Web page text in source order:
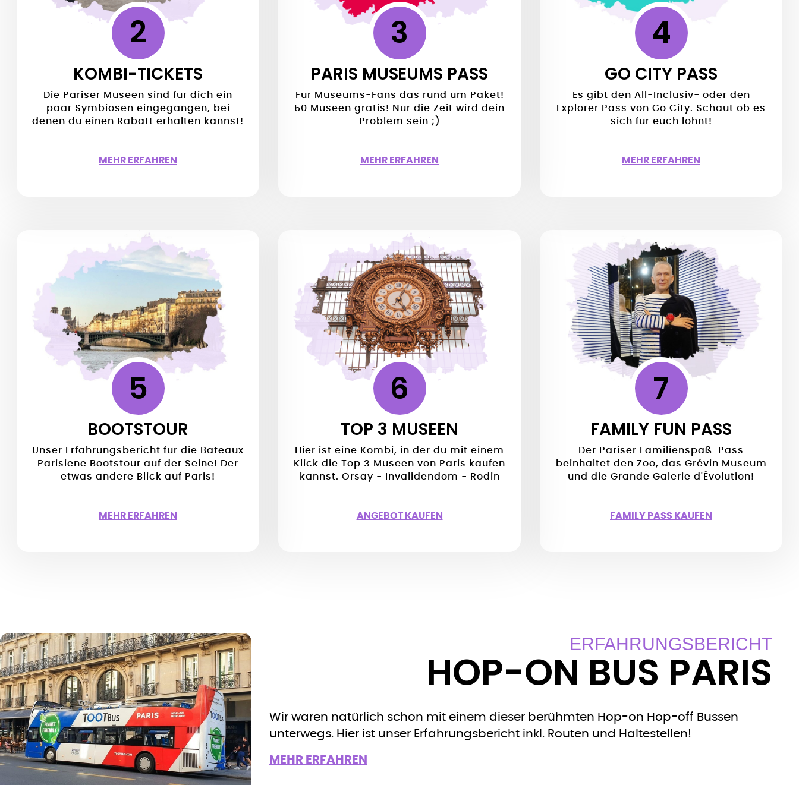
7
FAMILY FUN PASS
Der Pariser Familienspaß-Pass
beinhaltet den Zoo, das Grévin Museum
und die Grande Galerie d'Évolution!
FAMILY PASS KAUFEN
6
TOP 3 MUSEEN
Hier ist eine Kombi, in der du mit einem
Klick die Top 3 Museen von Paris kaufen
kannst. Orsay - Invalidendom - Rodin
ANGEBOT KAUFEN
5
BOOTSTOUR
Unser Erfahrungsbericht für die Bateaux
Parisiene Bootstour auf der Seine! Der
etwas andere Blick auf Paris!
MEHR ERFAHREN
4
GO CITY PASS
Es gibt den All-Inclusiv- oder den
Explorer Pass von Go City. Schaut ob es
sich für euch lohnt!
MEHR ERFAHREN
3
PARIS MUSEUMS PASS
Für Museums-Fans das rund um Paket!
50 Museen gratis! Nur die Zeit wird dein
Problem sein ;)
MEHR ERFAHREN
2
KOMBI-TICKETS
Die Pariser Museen sind für dich ein
paar Symbiosen eingegangen, bei
denen du einen Rabatt erhalten kannst!
MEHR ERFAHREN
ERFAHRUNGSBERICHT
HOP-ON BUS PARIS
Wir waren natürlich schon mit einem dieser berühmten Hop-on Hop-off Bussen
unterwegs. Hier ist unser Erfahrungsbericht inkl. Routen und Haltestellen!
MEHR ERFAHREN